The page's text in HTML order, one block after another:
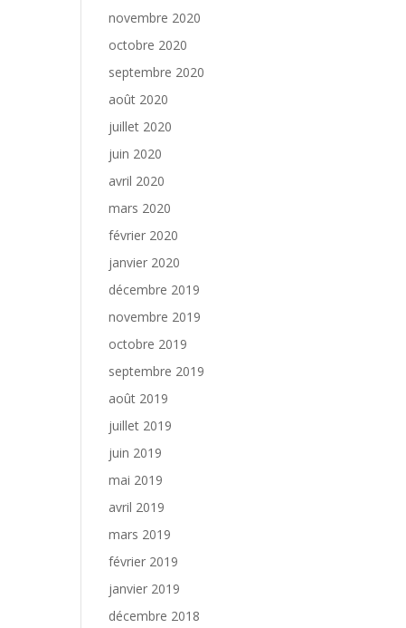
novembre 2020
octobre 2020
septembre 2020
août 2020
juillet 2020
juin 2020
avril 2020
mars 2020
février 2020
janvier 2020
décembre 2019
novembre 2019
octobre 2019
septembre 2019
août 2019
juillet 2019
juin 2019
mai 2019
avril 2019
mars 2019
février 2019
janvier 2019
décembre 2018